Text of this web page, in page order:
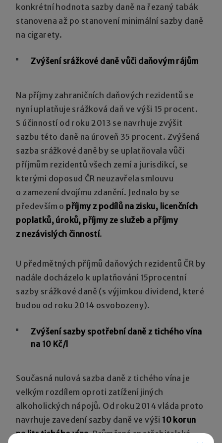
konkrétní hodnota sazby daně na řezaný tabák
stanovena až po stanovení minimální sazby daně
na cigarety.
Zvýšení srážkové daně vůči daňovým rájům
Na příjmy zahraničních daňových rezidentů se
nyní uplatňuje srážková daň ve výši 15 procent.
S účinností od roku 2013 se navrhuje zvýšit
sazbu této daně na úroveň 35 procent. Zvýšená
sazba srážkové daně by se uplatňovala vůči
příjmům rezidentů všech zemí a jurisdikcí, se
kterými doposud ČR neuzavřela smlouvu
o zamezení dvojímu zdanění. Jednalo by se
především o příjmy z podílů na zisku, licenčních
poplatků, úroků, příjmy ze služeb a příjmy
z nezávislých činností.
U předmětných příjmů daňových rezidentů ČR by
nadále docházelo k uplatňování 15procentní
sazby srážkové daně (s výjimkou dividend, které
budou od roku 2014 osvobozeny).
Zvýšení sazby spotřební daně z tichého vína
na 10 Kč/l
Současná nulová sazba daně z tichého vína je
velkým rozdílem oproti zatížení jiných
alkoholických nápojů. Od roku 2014 vláda proto
navrhuje zavedení sazby daně ve výši 10 korun
na litr tichého vína. Průměrná spotřebitelská